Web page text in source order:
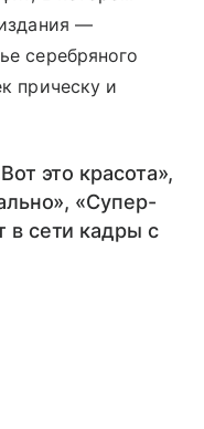
—
серебряного
прическу и
это красота»,
«Супер-
сети кадры с